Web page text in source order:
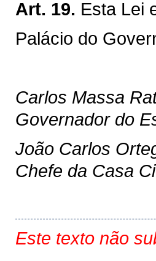
Art. 19. Esta Lei
Palácio do
Carlos Massa
Governador do
João Carlos
Chefe da Casa
Este texto não